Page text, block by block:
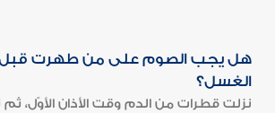
هل يجب الصوم على من طهرت قبل
الغسل؟
نزلت قطرات من الدم وقت الأذان الأوّل،